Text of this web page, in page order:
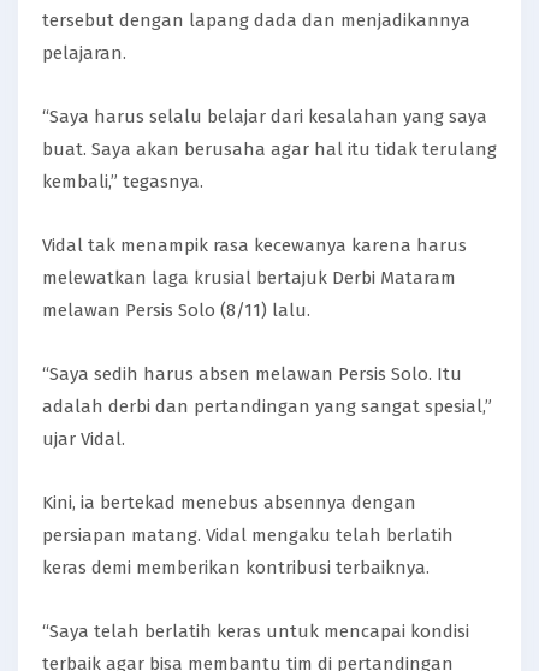
tersebut dengan lapang dada dan menjadikannya
pelajaran.
“Saya harus selalu belajar dari kesalahan yang saya
buat. Saya akan berusaha agar hal itu tidak terulang
kembali,” tegasnya.
Vidal tak menampik rasa kecewanya karena harus
melewatkan laga krusial bertajuk Derbi Mataram
melawan Persis Solo (8/11) lalu.
“Saya sedih harus absen melawan Persis Solo. Itu
adalah derbi dan pertandingan yang sangat spesial,”
ujar Vidal.
Kini, ia bertekad menebus absennya dengan
persiapan matang. Vidal mengaku telah berlatih
keras demi memberikan kontribusi terbaiknya.
“Saya telah berlatih keras untuk mencapai kondisi
terbaik agar bisa membantu tim di pertandingan